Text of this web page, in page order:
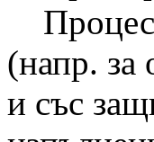
(напр. за
и със